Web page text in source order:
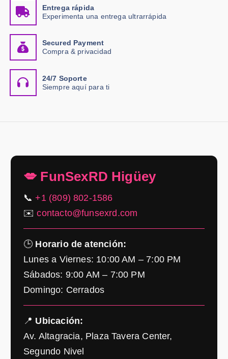
Entrega rápida
Experimenta una entrega ultrarrápida
Secured Payment
Compra & privacidad
24/7 Soporte
Siempre aquí para ti
💋 FunSexRD Higüey
📞+1 (809) 802-1586
✉️contacto@funsexrd.com
🕒 Horario de atención:
Lunes a Viernes: 10:00 AM – 7:00 PM
Sábados: 9:00 AM – 7:00 PM
Domingo: Cerrados
📍 Ubicación:
Av. Altagracia, Plaza Tavera Center,
Segundo Nivel